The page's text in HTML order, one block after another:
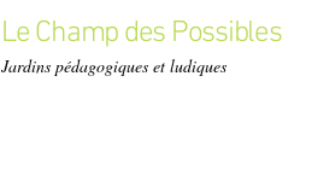
Le Champ des Possibles
Jardins pédagogiques et ludiques